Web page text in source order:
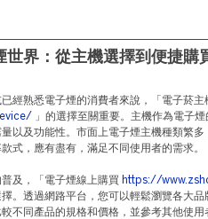
世界：從主機選擇到便捷購
經熟悉電子煙的消費者來說，「電子菸主
」的選擇至關重要。主機作為電子
以及功能性。市面上電子煙主機種類繁多
式，應有盡有，滿足不同使用者的需求。
及，「電子煙線上購買 https://
。透過網路平台，您可以輕鬆瀏覽各大品
不同產品的規格和價格，並參考其他使